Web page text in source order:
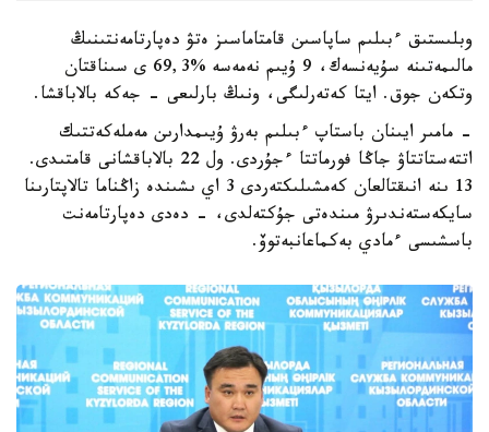
وبلىستىق ءبىلىم ساپاسىن قامتاماسىز ەتۋ دەپارتامەنتىنىڭ
مالىمەتىنە سۇيەنسەك، 9 ۇيىم نەمەسە %69,3 ى سىناقتان
وتكەن جوق. ايتا كەتەرلىگى، ونىڭ بارلىعى - جەكە بالاباقشا.
- مامىر ايىنان باستاپ ءبىلىم بەرۋ ۇيىمدارىن مەملەكەتتىك
اتتەستاتتاۋ جاڭا فورماتتا ءجۇردى. ول 22 بالاباقشانى قامتىدى.
13 ىنە انىقتالعان كەمشىلىكتەردى 3 اي ىشىندە زاڭناما تالاپتارىنا
سايكەستەندىرۋ مىندەتى جۇكتەلدى، - دەدى دەپارتامەنت
باسشىسى ءمادي بەكماعانبەتوۆ.